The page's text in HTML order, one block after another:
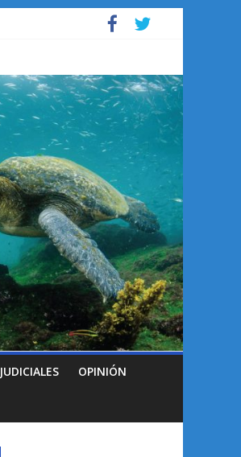
JUDICIALES OPINIÓN